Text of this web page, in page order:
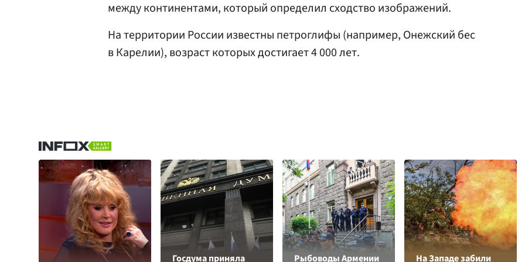
между континентами, который определил сходство изображений.
На территории России известны петроглифы (например, Онежский бес
в Карелии), возраст которых достигает 4 000 лет.
Госдума приняла Рыбоводы Армении На Западе забили